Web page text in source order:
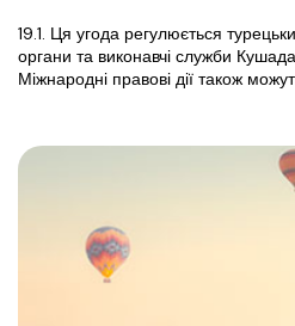
19.1. Ця угода регулюється
органи та виконавчі служби
Міжнародні правові дії також